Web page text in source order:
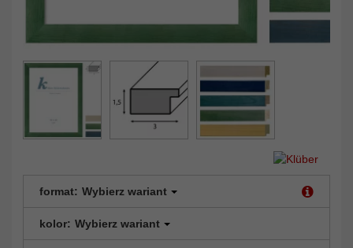
format: Wybierz wariant
kolor: Wybierz wariant